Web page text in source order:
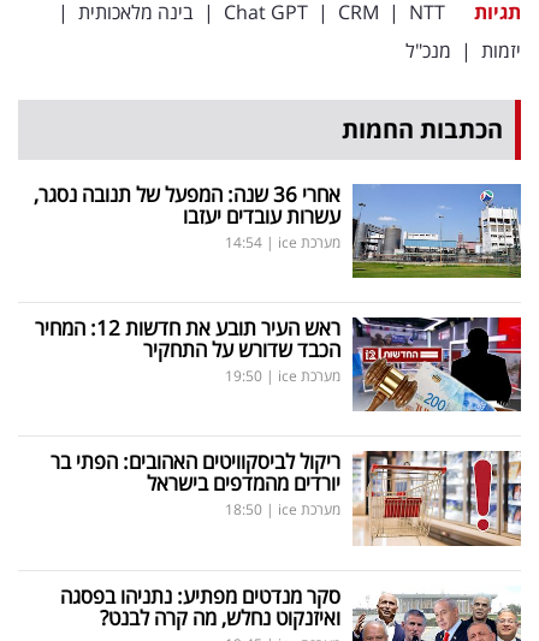
תגיות Chat GPT | CRM | NTT
| בינה מלאכותית |
יזמות | מנכ"ל
הכתבות החמות
אחרי 36 שנה: המפעל של תנובה נסגר,
עשרות עובדים יעזבו
מערכת ice |
14:54
ראש העיר תובע את חדשות 12: המחיר
הכבד שדורש על התחקיר
מערכת ice |
19:50
ריקול לביסקוויטים האהובים: הפתי בר
יורדים מהמדפים בישראל
מערכת ice |
18:50
סקר מנדטים מפתיע: נתניהו בפסגה
ואיזנקוט נחלש, מה קרה לבנט?